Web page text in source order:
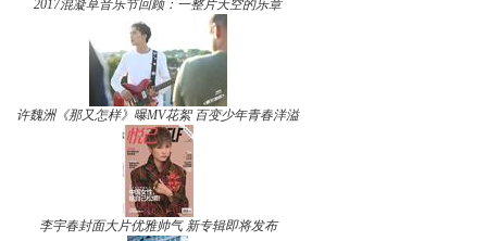
2017混凝草音乐节回顾：一整片天空的乐章
许魏洲《那又怎样》曝MV花絮 百变少年青春洋溢
李宇春封面大片优雅帅气 新专辑即将发布